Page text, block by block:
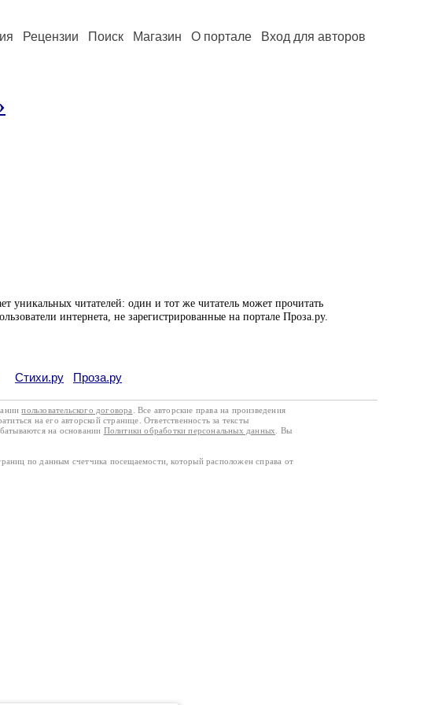
Рецензии Поиск Магазин О портале Вход для авторов
уникальных читателей: один и тот же читатель может прочитать
интернета, не зарегистрированные на портале Проза.ру.
Стихи.ру Проза.ру
пользовательского договора
. Все авторские права на произведения
на его авторской странице. Ответственность за тексты
на основании Политики обработки персональных данных
. Вы
по данным счетчика посещаемости, который расположен справа от